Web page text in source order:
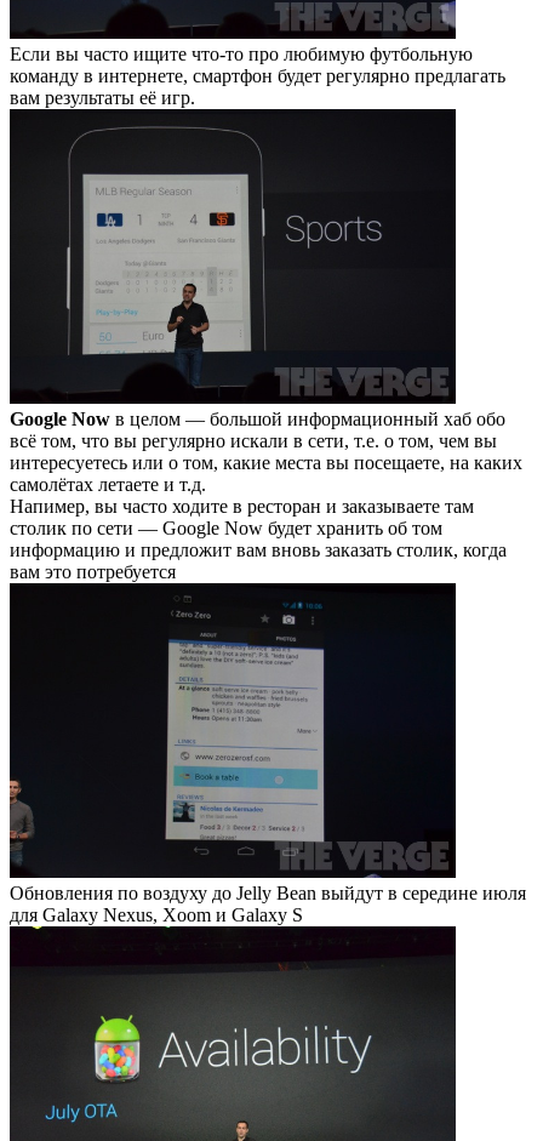
Если вы часто ищите что-то про любимую футбольную
команду в интернете, смартфон будет регулярно предлагать
вам результаты её игр.
Google Now в целом — большой информационный хаб обо
всё том, что вы регулярно искали в сети, т.е. о том, чем вы
интересуетесь или о том, какие места вы посещаете, на каких
самолётах летаете и т.д.
Напимер, вы часто ходите в ресторан и заказываете там
столик по сети — Google Now будет хранить об том
информацию и предложит вам вновь заказать столик, когда
вам это потребуется
Обновления по воздуху до Jelly Bean выйдут в середине июля
для Galaxy Nexus, Xoom и Galaxy S